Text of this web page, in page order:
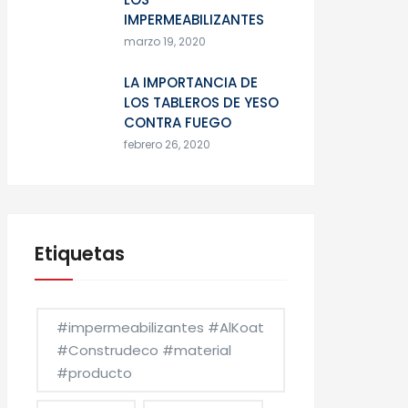
IMPERMEABILIZANTES
marzo 19, 2020
LA IMPORTANCIA DE
LOS TABLEROS DE YESO
CONTRA FUEGO
febrero 26, 2020
Etiquetas
#impermeabilizantes #AlKoat
#Construdeco #material
#producto